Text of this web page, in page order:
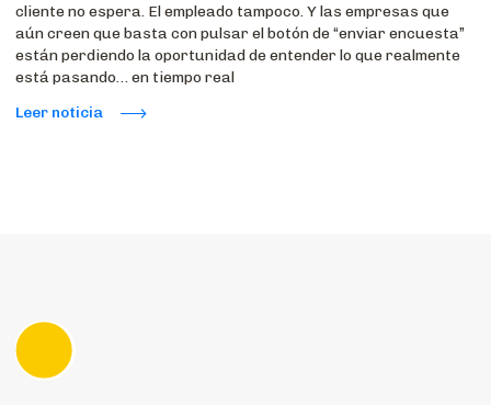
cliente no espera. El empleado tampoco. Y las empresas que
aún creen que basta con pulsar el botón de “enviar encuesta”
están perdiendo la oportunidad de entender lo que realmente
está pasando… en tiempo real
Leer noticia